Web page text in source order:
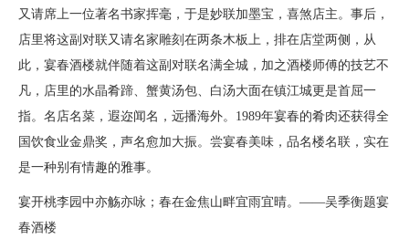
又请席上一位著名书家挥毫，于是妙联加墨宝，喜煞店主。事后，
店里将这副对联又请名家雕刻在两条木板上，排在店堂两侧，从
此，宴春酒楼就伴随着这副对联名满全城，加之酒楼师傅的技艺不
凡，店里的水晶肴蹄、蟹黄汤包、白汤大面在镇江城更是首屈一
指。名店名菜，遐迩闻名，远播海外。1989年宴春的肴肉还获得全
国饮食业金鼎奖，声名愈加大振。尝宴春美味，品名楼名联，实在
是一种别有情趣的雅事。
宴开桃李园中亦觞亦咏；春在金焦山畔宜雨宜晴。——吴季衡题宴
春酒楼